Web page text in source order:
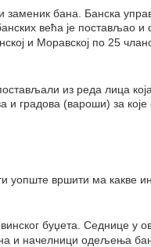
заменик бана. Банска
већа је постављао
и Моравској по 25
из реда лица
и градова (вароши) за
вршити ма какве
буџета. Седнице у
и начелници одељења